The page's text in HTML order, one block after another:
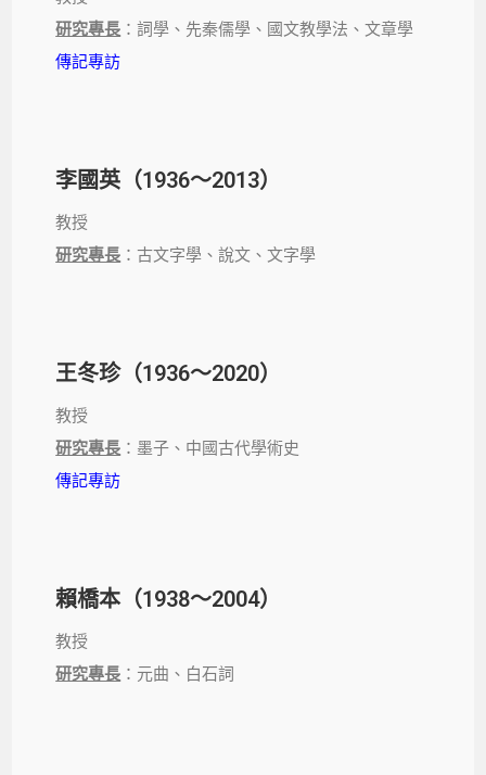
研究專長 ：詞學、先秦儒學、國文教學法、文章學
傳記專訪
李國英（1936～2013）
教授
研究專長 ：古文字學、說文、文字學
王冬珍（1936～2020）
教授
研究專長 ：墨子、中國古代學術史
傳記專訪
賴橋本（1938～2004）
教授
研究專長 ：元曲、白石詞